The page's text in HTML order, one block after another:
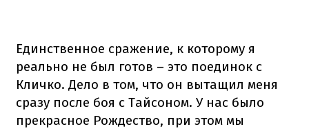
Единственное сражение, к которому я
реально не был готов – это поединок с
Кличко. Дело в том, что он вытащил меня
сразу после боя с Тайсоном. У нас было
прекрасное Рождество, при этом мы